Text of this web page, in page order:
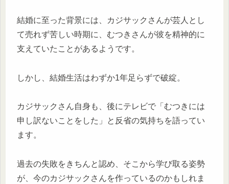
結婚に至った背景には、カジサックさんが芸人とし
て売れず苦しい時期に、むつきさんが彼を精神的に
支えていたことがあるようです。
しかし、結婚生活はわずか1年足らずで破綻。
カジサックさん自身も、後にテレビで「むつきには
申し訳ないことをした」と反省の気持ちを語ってい
ます。
過去の失敗をきちんと認め、そこから学び取る姿勢
が、今のカジサックさんを作っているのかもしれま